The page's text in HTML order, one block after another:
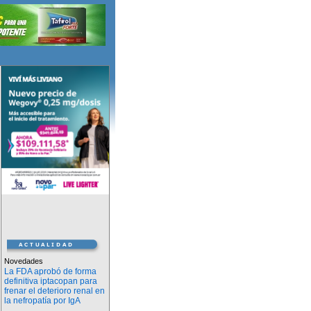
Novedades
La FDA aprobó de forma
definitiva iptacopan para
frenar el deterioro renal en
la nefropatía por IgA